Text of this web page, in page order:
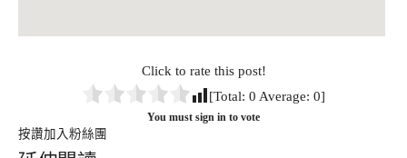
Click to rate this post!
[Total: 0 Average: 0]
You must sign in to vote
按讚加入粉絲團